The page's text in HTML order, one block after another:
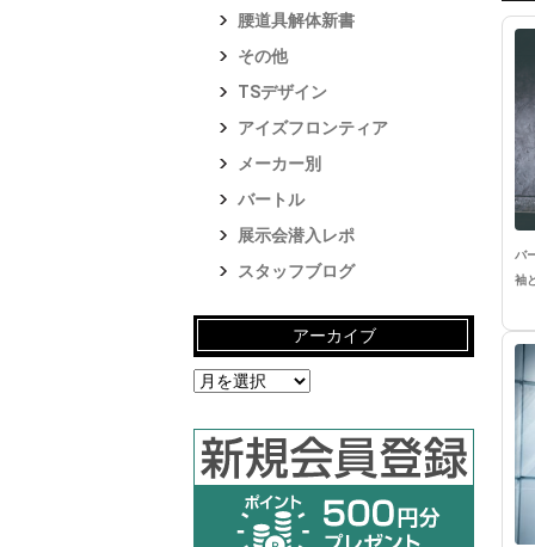
バ
袖
腰道具解体新書
その他
TSデザイン
アイズフロンティア
メーカー別
バートル
展示会潜入レポ
スタッフブログ
アーカイブ
ア
ー
イ
ブ